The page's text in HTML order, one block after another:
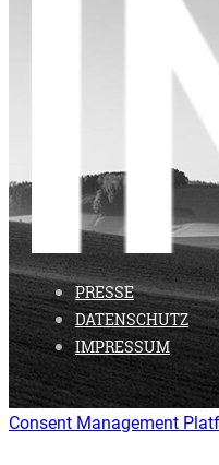
PRESSE
DATENSCHUTZ
IMPRESSUM
Consent Management